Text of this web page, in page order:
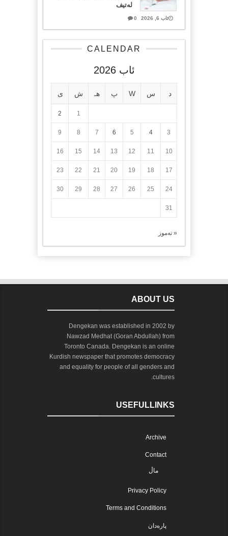
لەتیف
ئاب 6, 2026 0
CALENDAR
ئاب 2026
د س W پ هـ ش ی
1
2
3
4
5
6
7
8
9
10
11
12
13
14
15
16
17
18
19
20
21
22
23
24
25
26
27
28
29
30
31
« تەموز
ABOUT US
Dengekan was established in 2002 by
Nawzad Medhat (Goran Abdullah) from
Toronto Canada. Dengekan is an online
Kurdish newspaper that promotes democracy
and equality for people of all genders and
cultures.
USEFULLINKS
Archive
Contact
ماڵ
Privacy Policy
Terms and Conditions
پارەدان